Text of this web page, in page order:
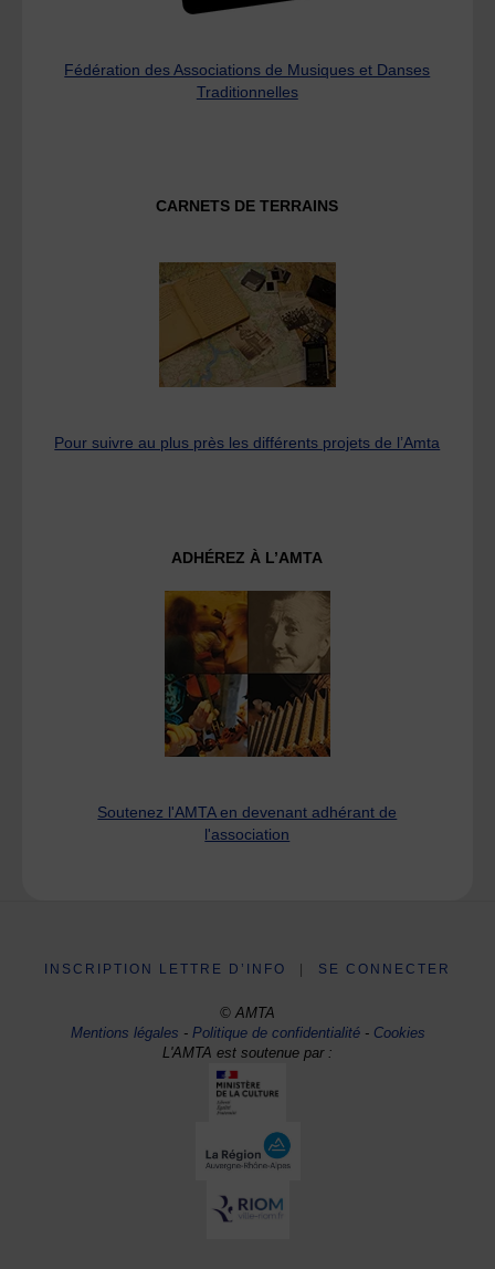
Fédération des Associations de Musiques et Danses
Traditionnelles
CARNETS DE TERRAINS
Pour suivre au plus près les différents projets de l’Amta
ADHÉREZ À L’AMTA
Soutenez l'AMTA en devenant adhérant de
l'association
INSCRIPTION LETTRE D’INFO SE CONNECTER
© AMTA
Mentions légales -Politique de confidentialité- Cookies
L'AMTA est soutenue par :